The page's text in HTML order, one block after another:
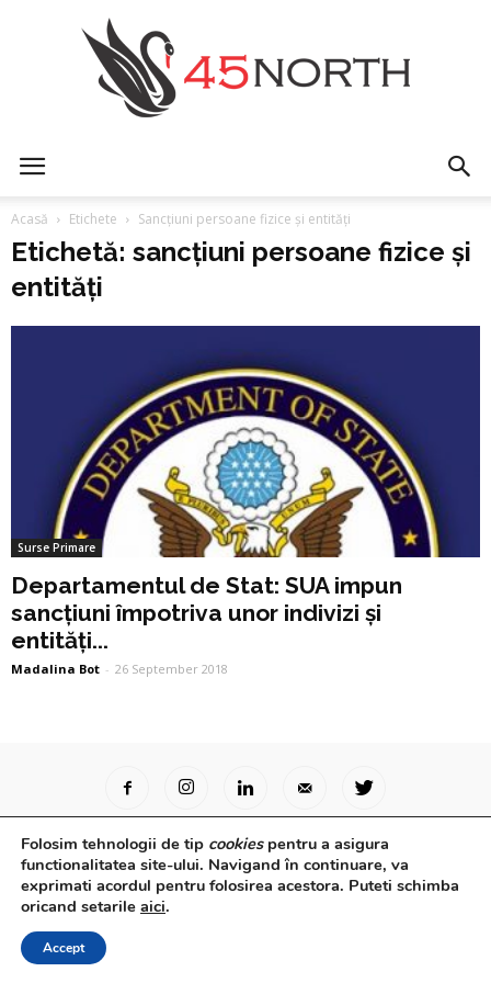
Acasă Etichete Sancțiuni persoane fizice și entități
Etichetă: sancțiuni persoane fizice și
entități
Surse Primare
Departamentul de Stat: SUA impun
sancțiuni împotriva unor indivizi și
entități...
Madalina Bot - 26 September 2018
Surse Primare Analize Interviuri
Video
Rapoarte epidemiologice
Despre noi Confidențialitate
Folosim tehnologii de tip cookiespentru a asigura
functionalitatea site-ului. Navigand în continuare, va
exprimati acordul pentru folosirea acestora. Puteti schimba
oricand setarile aici.
Accept